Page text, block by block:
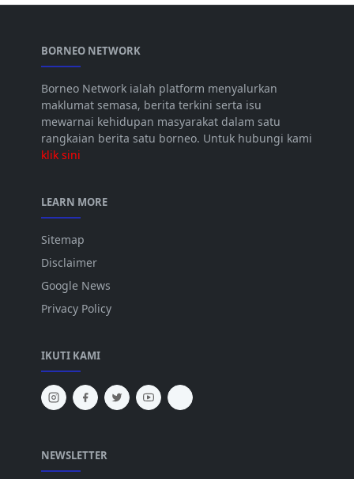
BORNEO NETWORK
Borneo Network ialah platform menyalurkan
maklumat semasa, berita terkini serta isu
mewarnai kehidupan masyarakat dalam satu
rangkaian berita satu borneo. Untuk hubungi kami
klik sini
LEARN MORE
Sitemap
Disclaimer
Google News
Privacy Policy
IKUTI KAMI
NEWSLETTER